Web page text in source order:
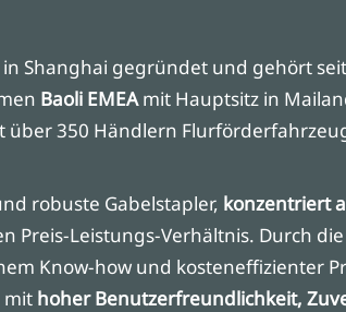
Shanghai gegründet und gehört
Baoli EMEAmit Hauptsitz in
über 350 Händlern
robuste Gabelstapler, konzentriert
Preis-Leistungs-Verhältnis. Durch die
Know-how und kosteneffizienter
mit hoher Benutzerfreundlichkeit,